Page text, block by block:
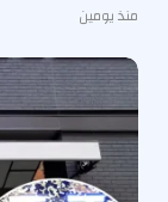
منذ يومين